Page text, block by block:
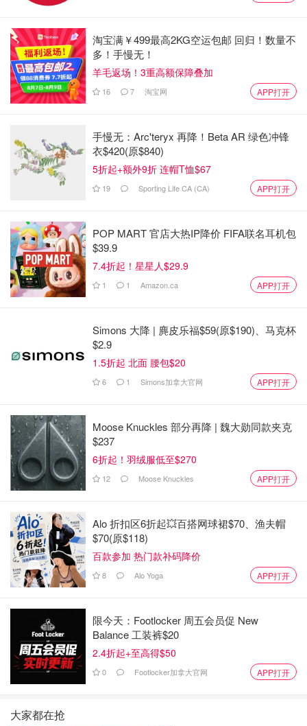
淘宝满￥499最高2KG空运包邮 回归！数量不
多！手慢无！
羊毛返场！3重高额保障叠加
16 7 淘宝网 APP打开
手慢无：Arc'teryx 再降！Beta AR 绿色冲锋
衣$420(原$840)
5折起+额外9折 连帽T恤$67
19 Sporting Life CA (CA) APP打开
POP MART 官店大热IP降价 FIFA联名耳机包
$39.9
7.4折起！星星人$29.9
1 1 Amazon.ca APP打开
Simons 大降 | 麂皮乐福$59(原$190)、马克杯
$2.9
1.5折起 北面 腰包$20
6 1 Simons加拿大官网 APP打开
Moose Knuckles 部分再降 | 魏大勋同款夹克
$237
6折起！羽绒服低至$270
12 Moose Knuckles APP打开
Alo 折扣区6折起💥百搭网球裙$70、渔夫帽
$70(原$118)
百款参加 热门款补码降价
8 Alo Yoga APP打开
限今天：Footlocker 周五会员促 New
Balance 工装裤$20
2.4折起+至高得$50
0 Footlocker加拿大官网 APP打开
大家都在抢